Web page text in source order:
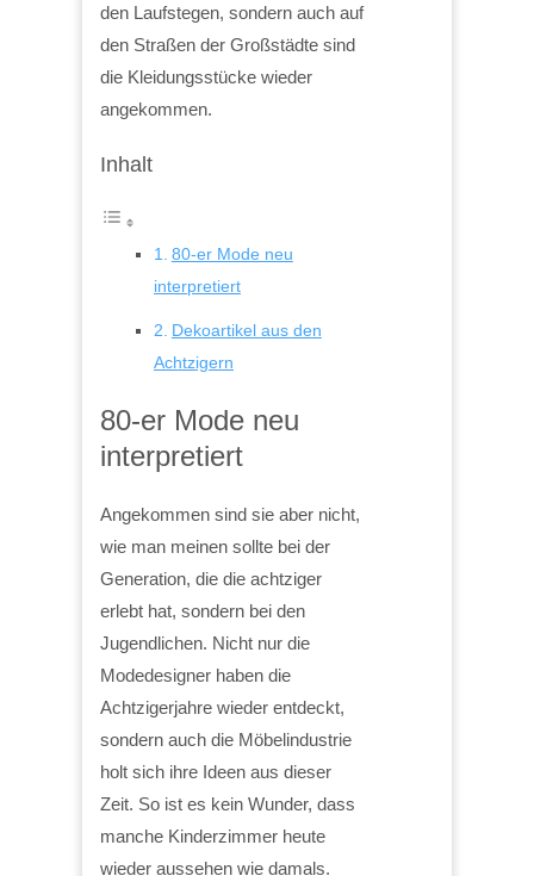
den Laufstegen, sondern auch auf
den Straßen der Großstädte sind
die Kleidungsstücke wieder
angekommen.
Inhalt
80-er Mode neu
interpretiert
Dekoartikel aus den
Achtzigern
80-er Mode neu
interpretiert
Angekommen sind sie aber nicht,
wie man meinen sollte bei der
Generation, die die achtziger
erlebt hat, sondern bei den
Jugendlichen. Nicht nur die
Modedesigner haben die
Achtzigerjahre wieder entdeckt,
sondern auch die Möbelindustrie
holt sich ihre Ideen aus dieser
Zeit. So ist es kein Wunder, dass
manche Kinderzimmer heute
wieder aussehen wie damals.